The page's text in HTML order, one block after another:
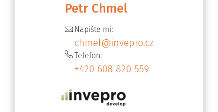
Petr Chmel
Napište mi:
chmel@invepro.cz
Telefon:
+420 608 820 559